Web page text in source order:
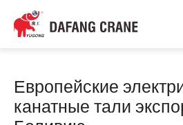
Европейские
канатные тали
Bahasa Indonesia
Bahasa Melayu
বাংলা
فارسی